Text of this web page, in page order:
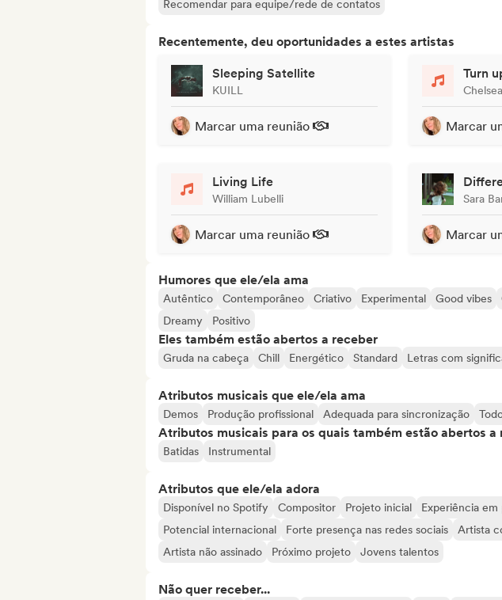
Recomendar para equipe/rede de contatos
Recentemente, deu oportunidades a estes artistas
Sleeping Satellite
KUILL
Marcar uma reunião
Turn
Marcar
Living Life
William Lubelli
Marcar uma reunião
Sara
Marcar
Humores que ele/ela ama
Autêntico Contemporâneo Criativo Experimental Good vibes
Dreamy
Positivo
Eles também estão abertos a receber
Gruda na cabeça Chill Energético Standard Letras com
Atributos musicais que ele/ela ama
Demos Produção profissional Adequada para sincronização
Atributos musicais para os quais também estão abertos a
Batidas Instrumental
Atributos que ele/ela adora
Disponível no Spotify Compositor Projeto inicial
Experiência em
Potencial internacional
Forte presença nas redes sociais
Artista
Artista não assinado
Próximo projeto Jovens talentos
Não quer receber...